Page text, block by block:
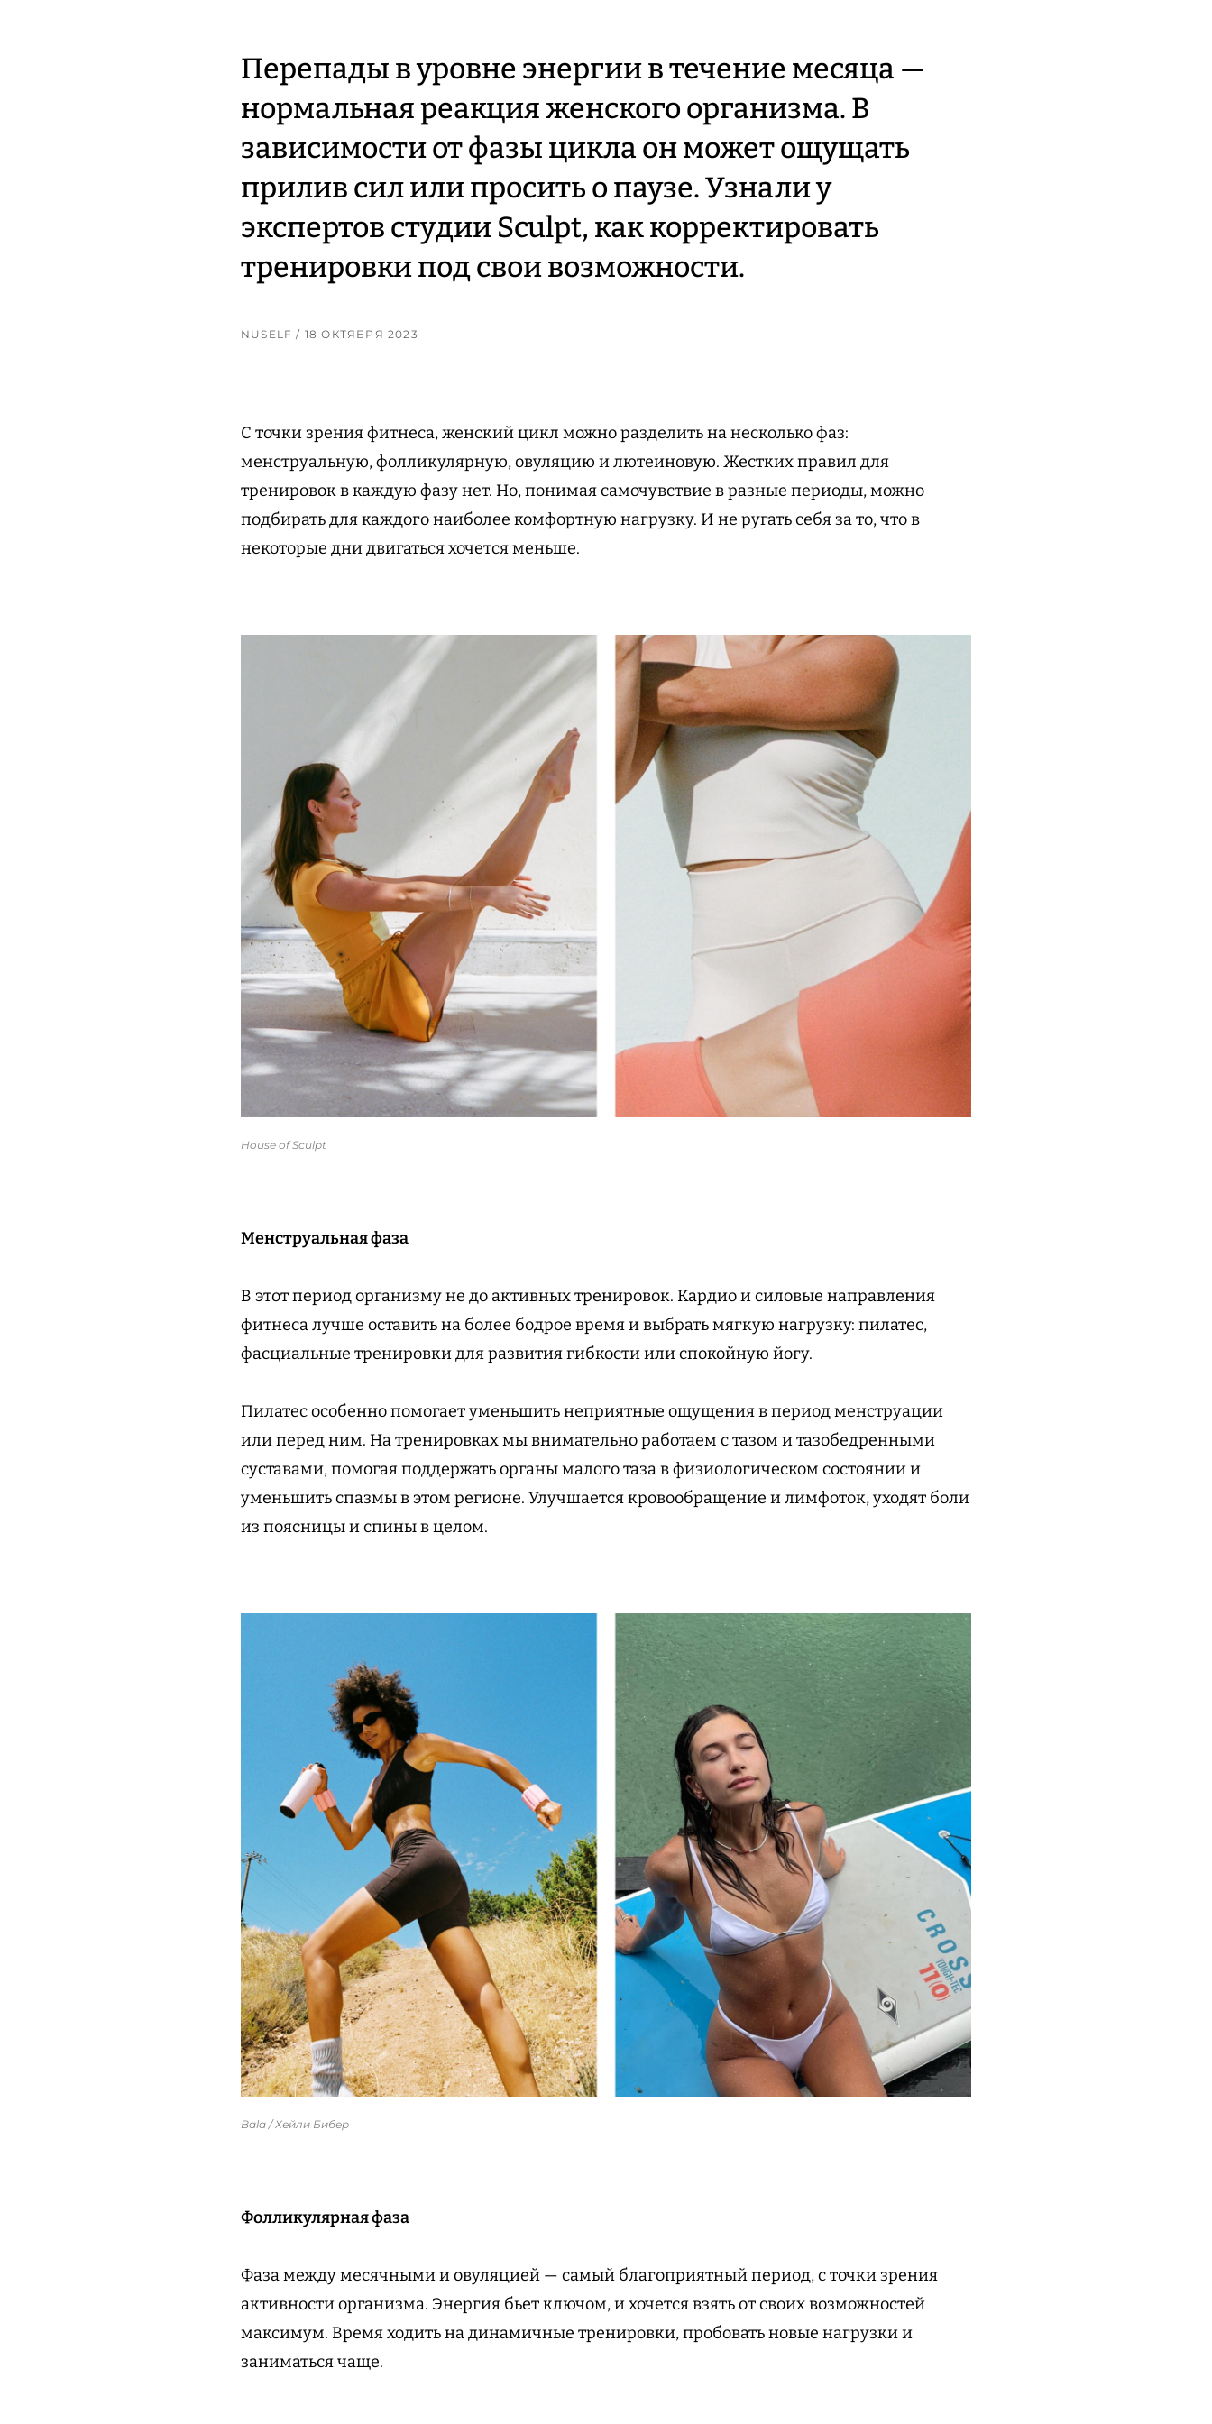
Перепады в уровне энергии в течение месяца —
нормальная реакция женского организма. В
зависимости от фазы цикла он может ощущать
прилив сил или просить о паузе. Узнали у
экспертов студии Sculpt, как корректировать
тренировки под свои возможности.
NUSELF/ 18 ОКТЯБРЯ 2023
С точки зрения фитнеса, женский цикл можно разделить на несколько фаз:
менструальную, фолликулярную, овуляцию и лютеиновую. Жестких правил для
тренировок в каждую фазу нет. Но, понимая самочувствие в разные периоды, можно
подбирать для каждого наиболее комфортную нагрузку. И не ругать себя за то, что в
некоторые дни двигаться хочется меньше.
House of Sculpt
Менструальная фаза
В этот период организму не до активных тренировок. Кардио и силовые направления
фитнеса лучше оставить на более бодрое время и выбрать мягкую нагрузку: пилатес,
фасциальные тренировки для развития гибкости или спокойную йогу.
Пилатес особенно помогает уменьшить неприятные ощущения в период менструации
или перед ним. На тренировках мы внимательно работаем с тазом и тазобедренными
суставами, помогая поддержать органы малого таза в физиологическом состоянии и
уменьшить спазмы в этом регионе. Улучшается кровообращение и лимфоток, уходят боли
из поясницы и спины в целом.
Bala / Хейли Бибер
Фолликулярная фаза
Фаза между месячными и овуляцией — самый благоприятный период, с точки зрения
активности организма. Энергия бьет ключом, и хочется взять от своих возможностей
максимум. Время ходить на динамичные тренировки, пробовать новые нагрузки и
заниматься чаще.